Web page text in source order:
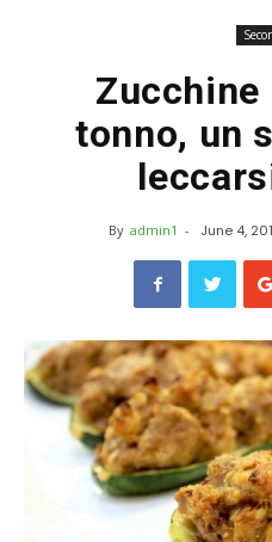
tonno, un
By admin1 - June 4,